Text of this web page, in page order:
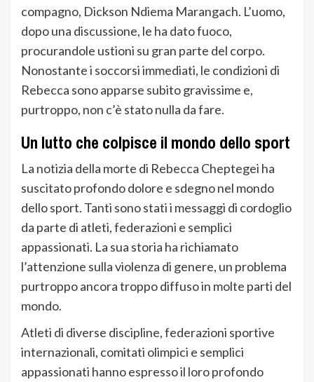
compagno, Dickson Ndiema Marangach. L’uomo,
dopo una discussione, le ha dato fuoco,
procurandole ustioni su gran parte del corpo.
Nonostante i soccorsi immediati, le condizioni di
Rebecca sono apparse subito gravissime e,
purtroppo, non c’è stato nulla da fare.
Un lutto che colpisce il mondo dello sport
La notizia della morte di Rebecca Cheptegei ha
suscitato profondo dolore e sdegno nel mondo
dello sport. Tanti sono stati i messaggi di cordoglio
da parte di atleti, federazioni e semplici
appassionati. La sua storia ha richiamato
l’attenzione sulla violenza di genere, un problema
purtroppo ancora troppo diffuso in molte parti del
mondo.
Atleti di diverse discipline, federazioni sportive
internazionali, comitati olimpici e semplici
appassionati hanno espresso il loro profondo